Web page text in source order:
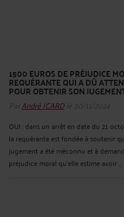
1500 EUROS DE PRÉJUDICE
REQUÉRANTE QUI A DÛ
POUR OBTENIR SON
ParAndré ICARDle 30/11/2024
OUI : dans un arrêt en date du 21
la requérante est fondée à soutenir
jugement a été méconnu et à
préjudice moral qu'elle estime avoir ...